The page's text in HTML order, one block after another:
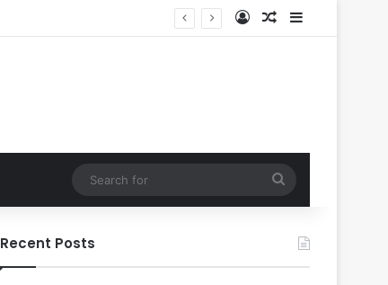
Log InRandom Article
Sidebar
for
Recent Posts